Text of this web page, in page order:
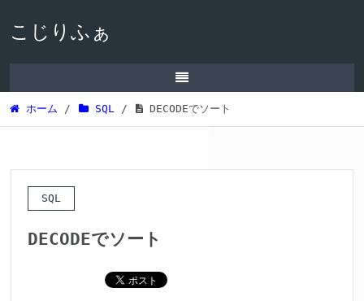
こじりふぁ
ホーム / SQL / DECODEでソート
SQL
DECODEでソート